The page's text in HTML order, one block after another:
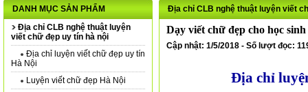
DANH MỤC SẢN PHẨM
Địa chỉ CLB nghệ thuật luyện
viết chữ đẹp uy tín hà nội
Địa chỉ luyện viết chữ đẹp uy tín
Hà Nội
Luyện viết chữ đẹp Hà Nội
Địa chỉ CLB nghệ thuật luyện viết
Dạy viết chữ đẹp cho học
Cập nhật: 1/5/2018 - Số lượt đọc:
Địa chỉ